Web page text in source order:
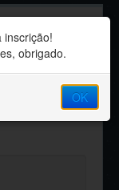
inscrição!
obrigado.
OK